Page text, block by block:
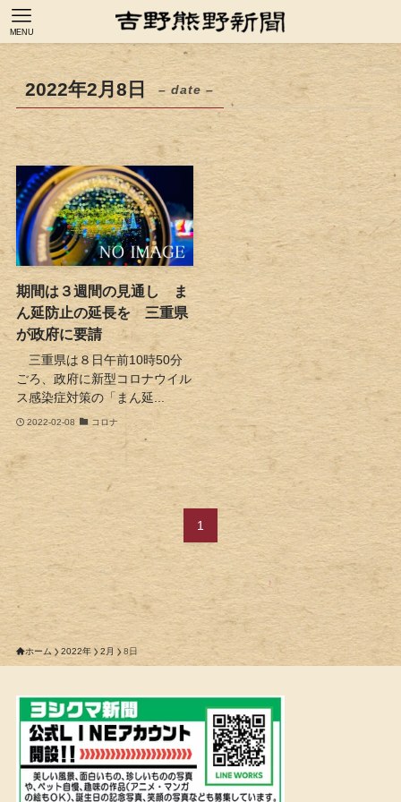
MENU
2022年2月8日 – date –
期間は３週間の見通し ま
ん延防止の延長を 三重県
が政府に要請
三重県は８日午前10時50分
ごろ、政府に新型コロナウイル
ス感染症対策の「まん延...
2022-02-08 コロナ
1
ホーム 2022年 2月 8日